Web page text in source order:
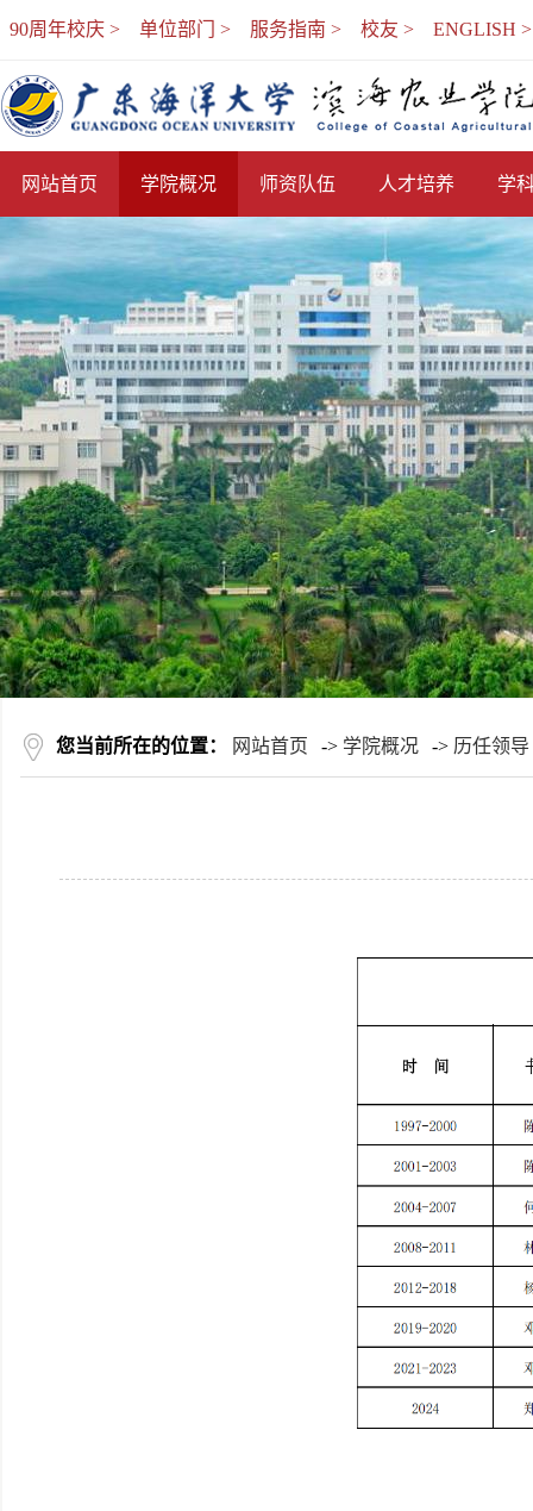
90周年校庆 > 单位部门 > 服务指南 > 校友 > ENGLISH >
网站首页 学院概况 师资队伍 人才培养 学
您当前所在的位置： 网站首页 -> 学院概况 -> 历任领导